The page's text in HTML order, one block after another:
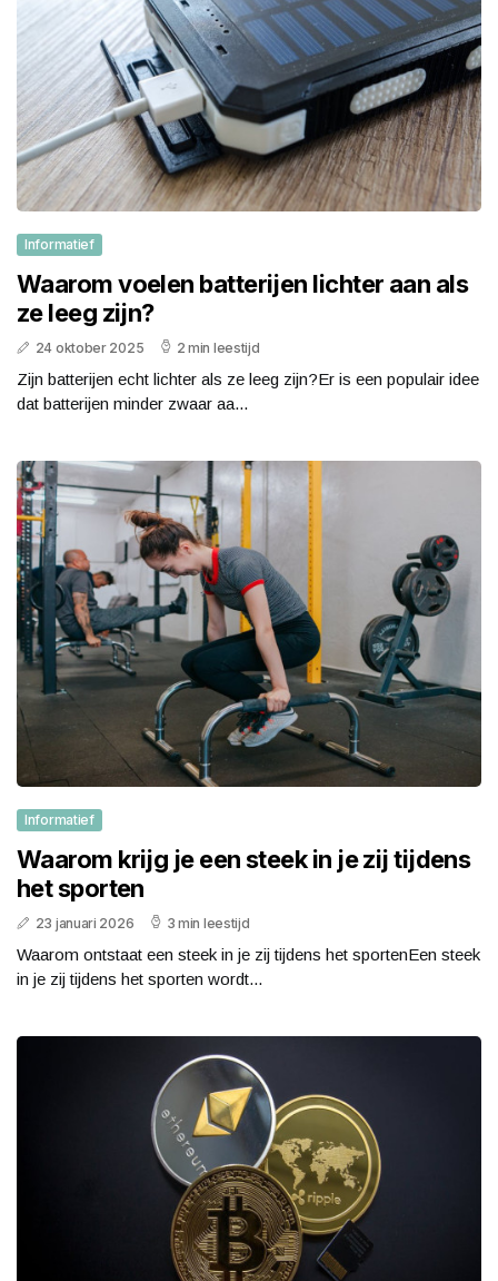
Informatief
Waarom voelen batterijen lichter aan als
ze leeg zijn?
24 oktober 2025 2 min leestijd
Zijn batterijen echt lichter als ze leeg zijn?Er is een populair idee
dat batterijen minder zwaar aa...
Informatief
Waarom krijg je een steek in je zij tijdens
het sporten
23 januari 2026 3 min leestijd
Waarom ontstaat een steek in je zij tijdens het sportenEen steek
in je zij tijdens het sporten wordt...